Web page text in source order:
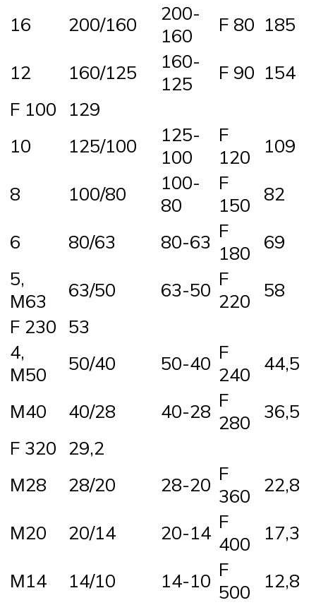
16 200/160
200-
160
F 80 185
12 160/125
160-
125
F 90 154
F 100
129
10
125/100
125-
100
F
120
109
8 100/80
100-
80
F
150
82
6 80/63 80-63 F
180
69
5,
М63
63/50 63-50 F
220
58
F 230 53
4,
М50
50/40 50-40 F
240
44,5
М40 40/28 40-28 F
280
36,5
F 320 29,2
М28
28/20 28-20 F
360
22,8
М20 20/14 20-14 F
400
17,3
М14 14/10 14-10 F
500
12,8